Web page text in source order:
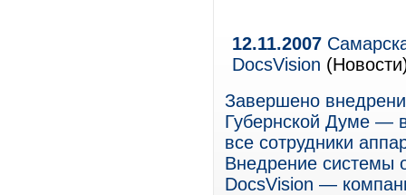
12.11.2007
DocsVision
Завершено
Губернской Думе —
все сотрудники
Внедрение системы
DocsVision —